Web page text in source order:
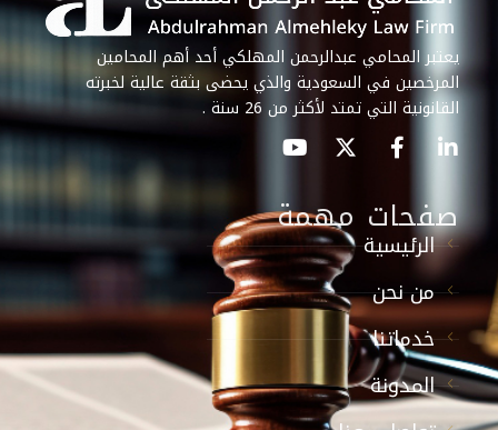
يعتبر المحامي عبدالرحمن المهلكي أحد أهم المحامين
المرخصين في السعودية والذي يحضى بثقة عالية لخبرته
القانونية التي تمتد لأكثر من 26 سنة .
صفحات مهمة
الرئيسية
من نحن
خدماتنا
المدونة